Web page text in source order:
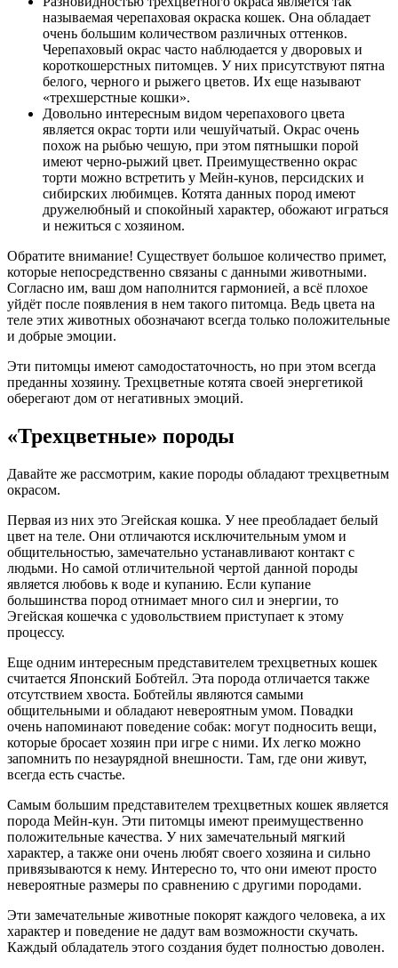
называемая черепаховая окраска кошек. Она обладает
очень большим количеством различных оттенков.
Черепаховый окрас часто наблюдается у дворовых и
короткошерстных питомцев. У них присутствуют пятна
белого, черного и рыжего цветов. Их еще называют
«трехшерстные кошки».
Довольно интересным видом черепахового цвета
является окрас торти или чешуйчатый. Окрас очень
похож на рыбью чешую, при этом пятнышки порой
имеют черно-рыжий цвет. Преимущественно окрас
торти можно встретить у Мейн-кунов, персидских и
сибирских любимцев. Котята данных пород имеют
дружелюбный и спокойный характер, обожают играться
и нежиться с хозяином.
Обратите внимание! Существует большое количество примет,
которые непосредственно связаны с данными животными.
Согласно им, ваш дом наполнится гармонией, а всё плохое
уйдёт после появления в нем такого питомца. Ведь цвета на
теле этих животных обозначают всегда только положительные
и добрые эмоции.
Эти питомцы имеют самодостаточность, но при этом всегда
преданны хозяину. Трехцветные котята своей энергетикой
оберегают дом от негативных эмоций.
«Трехцветные» породы
Давайте же рассмотрим, какие породы обладают трехцветным
окрасом.
Первая из них это Эгейская кошка. У нее преобладает белый
цвет на теле. Они отличаются исключительным умом и
общительностью, замечательно устанавливают контакт с
людьми. Но самой отличительной чертой данной породы
является любовь к воде и купанию. Если купание
большинства пород отнимает много сил и энергии, то
Эгейская кошечка с удовольствием приступает к этому
процессу.
Еще одним интересным представителем трехцветных кошек
считается Японский Бобтейл. Эта порода отличается также
отсутствием хвоста. Бобтейлы являются самыми
общительными и обладают невероятным умом. Повадки
очень напоминают поведение собак: могут подносить вещи,
которые бросает хозяин при игре с ними. Их легко можно
запомнить по незаурядной внешности. Там, где они живут,
всегда есть счастье.
Самым большим представителем трехцветных кошек является
порода Мейн-кун. Эти питомцы имеют преимущественно
положительные качества. У них замечательный мягкий
характер, а также они очень любят своего хозяина и сильно
привязываются к нему. Интересно то, что они имеют просто
невероятные размеры по сравнению с другими породами.
Эти замечательные животные покорят каждого человека, а их
характер и поведение не дадут вам возможности скучать.
Каждый обладатель этого создания будет полностью доволен.